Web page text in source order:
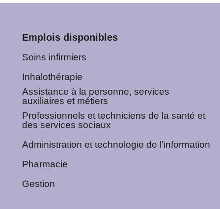
Emplois disponibles
Soins infirmiers
Inhalothérapie
Assistance à la personne, services
auxiliaires et métiers
Professionnels et techniciens de la santé et
des services sociaux
Administration et technologie de l'information
Pharmacie
Gestion